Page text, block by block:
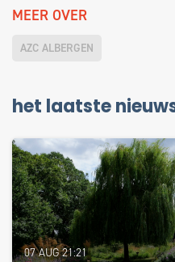
MEER OVER
AZC ALBERGEN
het laatste
07 AUG 21:21